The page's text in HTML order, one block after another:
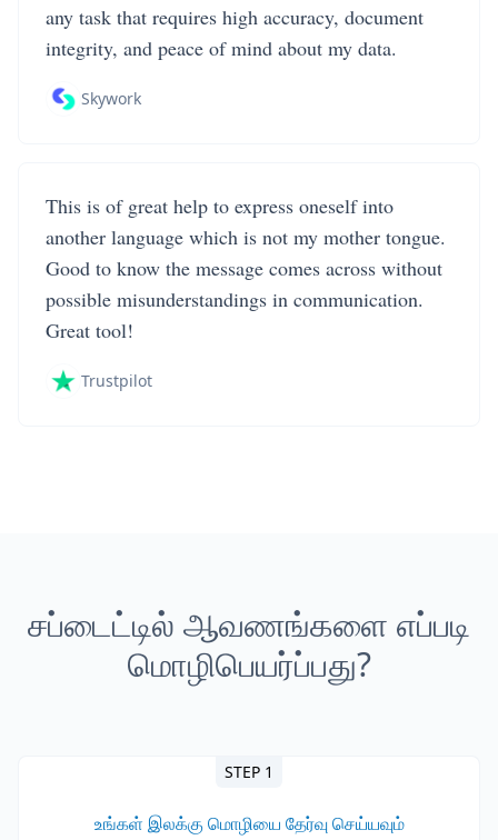
any task that requires high accuracy, document
integrity, and peace of mind about my data.
Skywork
This is of great help to express oneself into
another language which is not my mother tongue.
Good to know the message comes across without
possible misunderstandings in communication.
Great tool!
Trustpilot
சப்டைட்டில் ஆவணங்களை எப்படி
மொழிபெயர்ப்பது?
STEP 1
உங்கள் இலக்கு மொழியை தேர்வு செய்யவும்